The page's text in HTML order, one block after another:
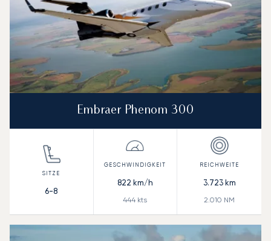
Embraer Phenom 300
6-8
822 km/h
444 kts
3.723km
2.010 NM